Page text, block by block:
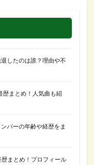
したのは誰？理由や不
歴まとめ！人気曲も紹
バーの年齢や経歴をま
歴まとめ！プロフィール